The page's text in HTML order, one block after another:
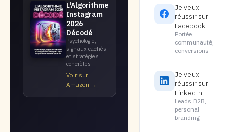
L'Algorithme
Instagram
2026
Décodé
Psychologie,
signaux cachés
et stratégies
concrètes
Voir sur
Amazon →
Je veux
réussir sur
Facebook
Portée,
communauté,
conversions
Je veux
réussir sur
LinkedIn
Leads B2B,
personal
branding